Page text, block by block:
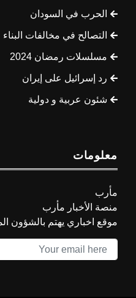
الحرب في السودان
التصالح في مخالفات البناء
مسلسلات رمضان 2024
رد إسرائيل على إيران
شئون عربية و دولية
معلومات
مأرب
منصة الأخبار مأرب
موقع اخباري يهتم بالشؤون